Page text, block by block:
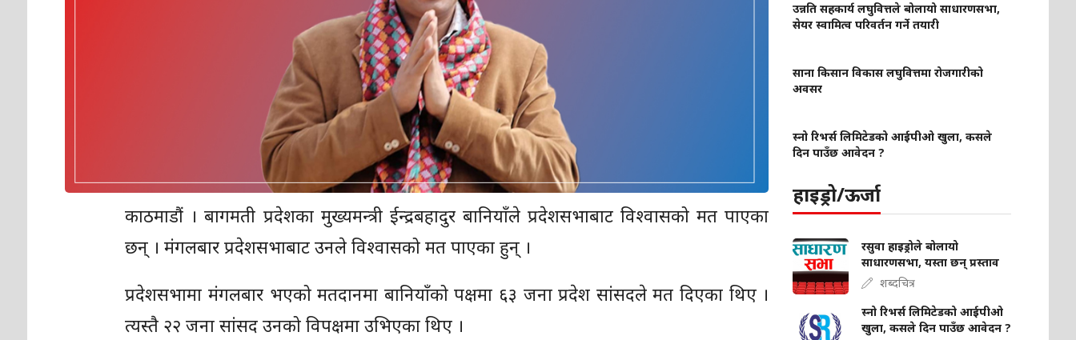
काठमाडौं । बागमती प्रदेशका मुख्यमन्त्री ईन्द्रबहादुर बानियाँले प्रदेशसभाबाट विश्वासको मत पाएका
छन् । मंगलबार प्रदेशसभाबाट उनले विश्वासको मत पाएका हुन् ।
प्रदेशसभामा मंगलबार भएको मतदानमा बानियाँको पक्षमा ६३ जना प्रदेश सांसदले मत दिएका थिए ।
त्यस्तै २२ जना सांसद उनको विपक्षमा उभिएका थिए ।
उन्नति सहकार्य लघुवित्तले बोलायो साधारणसभा,
सेयर स्वामित्व परिवर्तन गर्ने तयारी
साना किसान विकास लघुवित्तमा रोजगारीको
अवसर
स्नो रिभर्स लिमिटेडको आईपीओ खुला, कसले
दिन पाउँछ आवेदन ?
हाइड्रो/ऊर्जा
रसुवा हाइड्रोले बोलायो
साधारणसभा, यस्ता छन् प्रस्ताव
शब्दचित्र
स्नो रिभर्स लिमिटेडको आईपीओ
खुला, कसले दिन पाउँछ आवेदन ?